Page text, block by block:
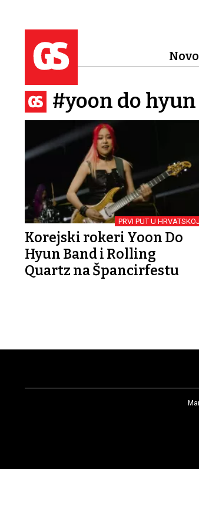
#yoon do
PRVI PUT U HRVATSKOJ
Korejski rokeri Yoon Do
Hyun Band i Rolling
Quartz na Špancirfestu